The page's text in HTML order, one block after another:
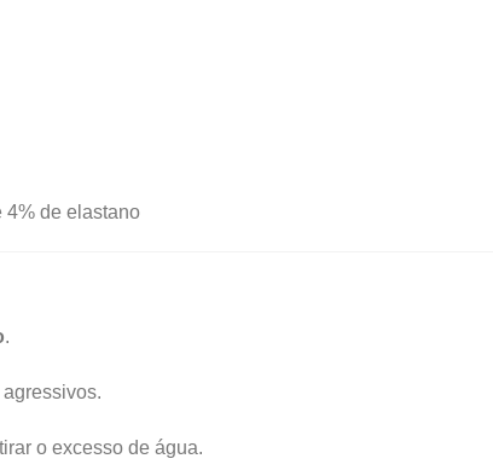
4% de elastano
.
o excesso de água.